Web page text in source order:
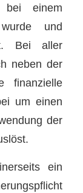
bei einem
und
Bei aller
neben der
finanzielle
um einen
der
ein